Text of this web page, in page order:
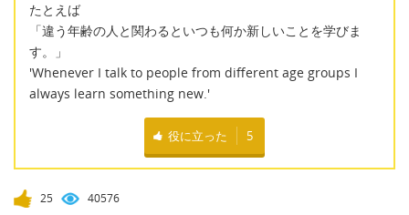
たとえば
「違う年齢の人と関わるといつも何か新しいことを学びま
す。」
'Whenever I talk to people from different age groups I
always learn something new.'
役に立った 5
25 40576